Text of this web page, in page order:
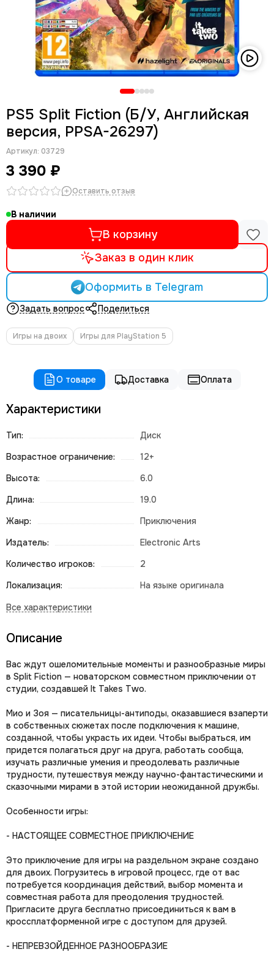
PS5 Split Fiction (Б/У, Английская
версия, PPSA-26297)
Артикул: 03729
3 390 ₽
Оставить отзыв
В наличии
В корзину
Заказ в один клик
Оформить в Telegram
Задать вопрос Поделиться
Игры на двоих Игры для PlayStation 5
О товаре Доставка Оплата
Характеристики
Тип:
Диск
Возрастное ограничение:
12+
Высота:
6.0
Длина:
19.0
Жанр:
Приключения
Издатель:
Electronic Arts
Количество игроков:
2
Локализация:
На языке оригинала
Описание
Вас ждут ошеломительные моменты и разнообразные миры
в Split Fiction — новаторском совместном приключении от
студии, создавшей It Takes Two.
Мио и Зоя — писательницы-антиподы, оказавшиеся взаперти
в собственных сюжетах после подключения к машине,
созданной, чтобы украсть их идеи. Чтобы выбраться, им
придется полагаться друг на друга, работать сообща,
изучать различные умения и преодолевать различные
трудности, путешествуя между научно-фантастическими и
сказочными мирами в этой истории неожиданной дружбы.
Особенности игры:
- НАСТОЯЩЕЕ СОВМЕСТНОЕ ПРИКЛЮЧЕНИЕ
Это приключение для игры на раздельном экране создано
для двоих. Погрузитесь в игровой процесс, где от вас
потребуется координация действий, выбор момента и
совместная работа для преодоления трудностей.
Пригласите друга бесплатно присоединиться к вам в
кроссплатформенной игре с доступом для друзей.
- НЕПРЕВЗОЙДЕННОЕ РАЗНООБРАЗИЕ